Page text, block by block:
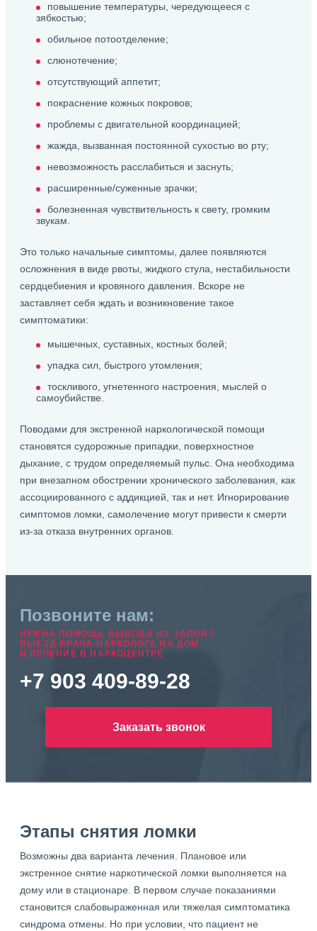
повышение температуры, чередующееся с
зябкостью;
обильное потоотделение;
слюнотечение;
отсутствующий аппетит;
покраснение кожных покровов;
проблемы с двигательной координацией;
жажда, вызванная постоянной сухостью во рту;
невозможность расслабиться и заснуть;
расширенные/суженные зрачки;
болезненная чувствительность к свету, громким
звукам.
Это только начальные симптомы, далее появляются
осложнения в виде рвоты, жидкого стула, нестабильности
сердцебиения и кровяного давления. Вскоре не
заставляет себя ждать и возникновение такое
симптоматики:
мышечных, суставных, костных болей;
упадка сил, быстрого утомления;
тоскливого, угнетенного настроения, мыслей о
самоубийстве.
Поводами для экстренной наркологической помощи
становятся судорожные припадки, поверхностное
дыхание, с трудом определяемый пульс. Она необходима
при внезапном обострении хронического заболевания, как
ассоциированного с аддикцией, так и нет. Игнорирование
симптомов ломки, самолечение могут привести к смерти
из-за отказа внутренних органов.
Позвоните нам:
НУЖНА ПОМОЩЬ ВЫВОДА ИЗ ЗАПОЯ?
ВЫЕЗД ВРАЧА-НАРКОЛОГА НА ДОМ
И ЛЕЧЕНИЕ В НАРКОЦЕНТРЕ
+7 903 409-89-28
Заказать звонок
Этапы снятия ломки
Возможны два варианта лечения. Плановое или
экстренное снятие наркотической ломки выполняется на
дому или в стационаре. В первом случае показаниями
становится слабовыраженная или тяжелая симптоматика
синдрома отмены. Но при условии, что пациент не